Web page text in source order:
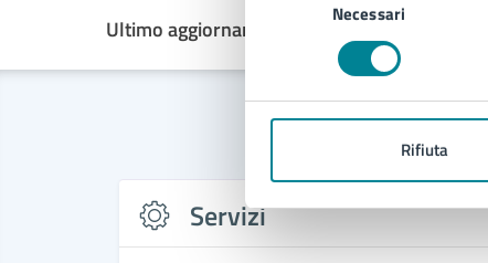
consenso
Necessari
Rifiuta
Ultimo aggiornamento: 30/12/2024, 12:02
Servizi